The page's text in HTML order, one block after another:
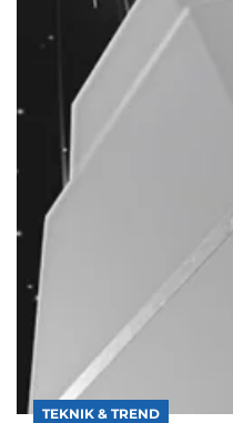
TEKNIK & TREND